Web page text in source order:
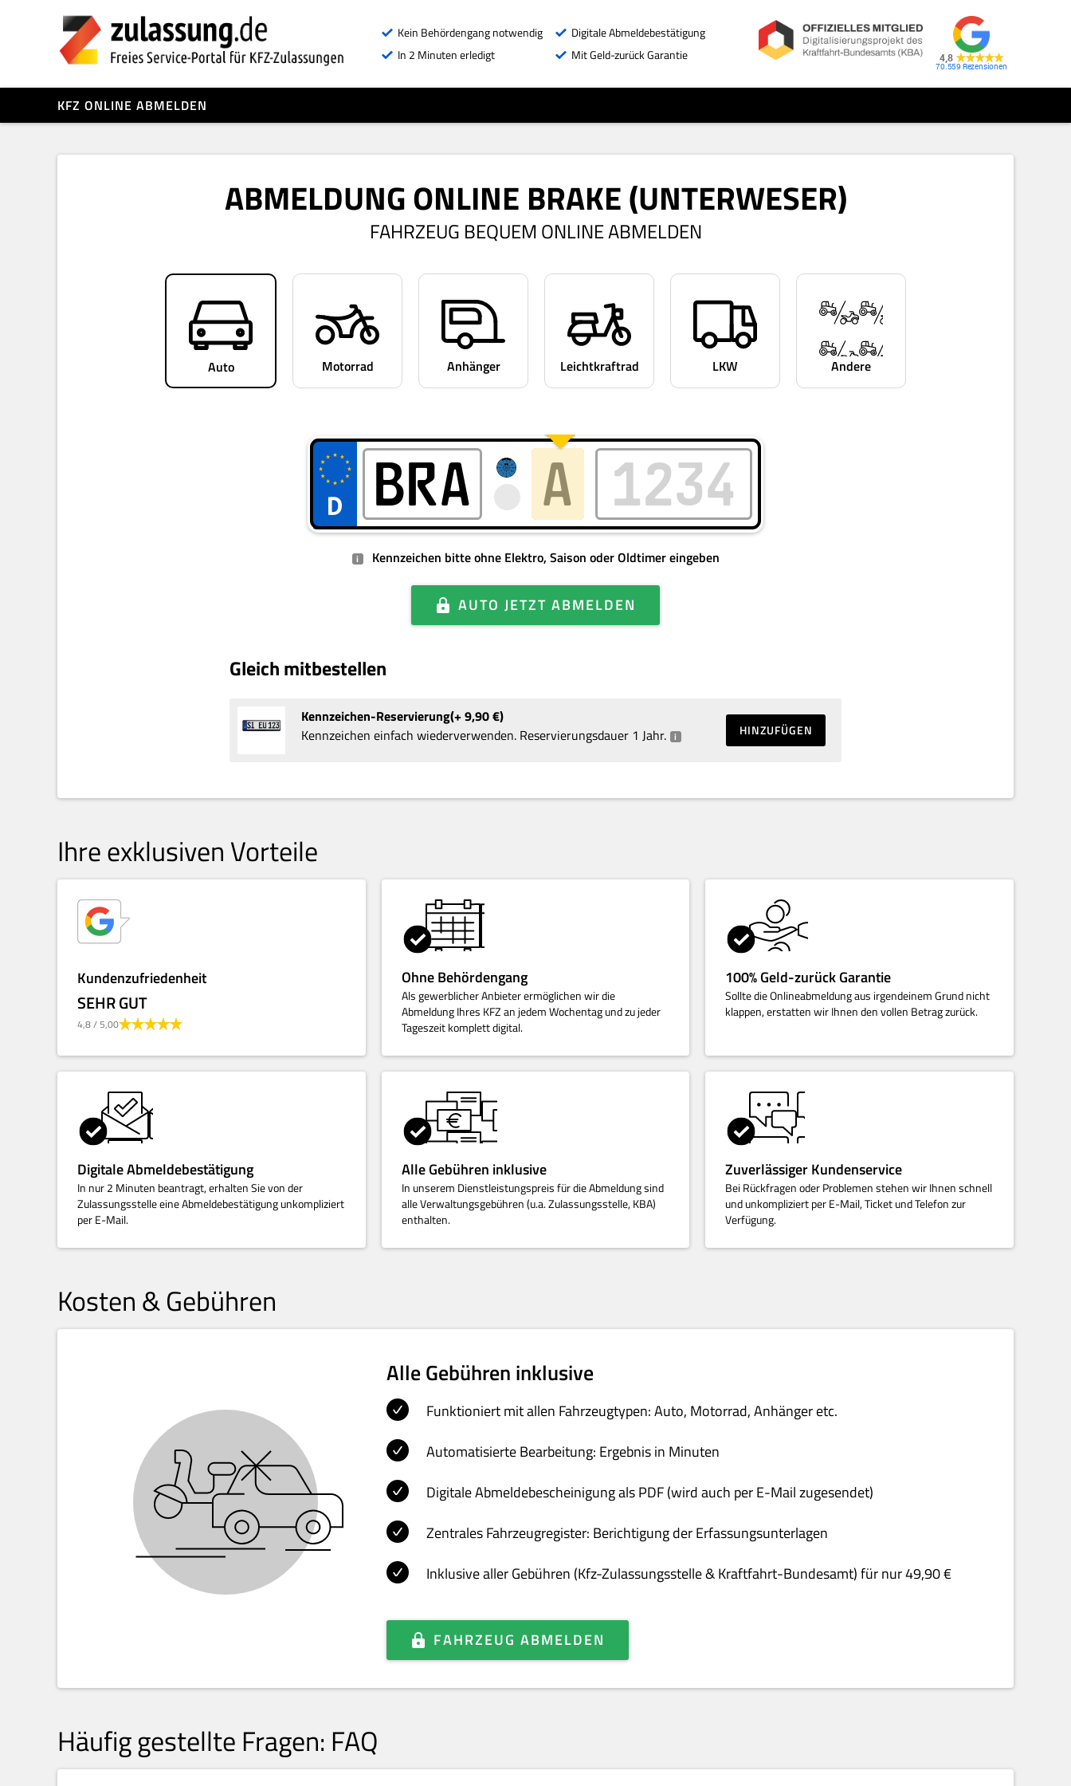
Kein Behördengang notwendig
In 2 Minuten erledigt
Digitale Abmeldebestätigung
Mit Geld-zurück Garantie
4,8
70.559
KFZ ONLINE ABMELDEN
ABMELDUNG ONLINE BRAKE (UNTERWESER)
FAHRZEUG BEQUEM ONLINE ABMELDEN
Auto Motorrad Anhänger Leichtkraftrad LKW Andere
i Kennzeichen bitte ohne Elektro, Saison oder Oldtimer eingeben
AUTO JETZT ABMELDEN
Gleich mitbestellen
Kennzeichen-Reservierung + 9,90€
Kennzeichen einfach wiederverwenden. Reservierungsdauer 1 Jahr.
i HINZUFÜGEN
Ihre exklusiven Vorteile
Kundenzufriedenheit
SEHR GUT
4,8/ 5,00
Ohne Behördengang
Als gewerblicher Anbieter ermöglichen wir die
Abmeldung Ihres KFZ an jedem Wochentag und zu jeder
Tageszeit komplett digital.
100% Geld-zurück Garantie
Sollte die Onlineabmeldung aus irgendeinem Grund nicht
klappen, erstatten wir Ihnen den vollen Betrag zurück.
Digitale Abmeldebestätigung
In nur 2 Minuten beantragt, erhalten Sie von der
Zulassungsstelle eine Abmeldebestätigung unkompliziert
per E-Mail.
Alle Gebühren inklusive
In unserem Dienstleistungspreis für die Abmeldung sind
alle Verwaltungsgebühren (u.a. Zulassungsstelle, KBA)
enthalten.
Zuverlässiger Kundenservice
Bei Rückfragen oder Problemen stehen wir Ihnen schnell
und unkompliziert per E-Mail, Ticket und Telefon zur
Verfügung.
Kosten & Gebühren
Alle Gebühren inklusive
Funktioniert mit allen Fahrzeugtypen: Auto, Motorrad, Anhänger etc.
Automatisierte Bearbeitung: Ergebnis in Minuten
Digitale Abmeldebescheinigung als PDF (wird auch per E-Mail zugesendet)
Zentrales Fahrzeugregister: Berichtigung der Erfassungsunterlagen
Inklusive aller Gebühren (Kfz-Zulassungsstelle & Kraftfahrt-Bundesamt) für nur 49,90 €
FAHRZEUG ABMELDEN
Häufig gestellte Fragen: FAQ